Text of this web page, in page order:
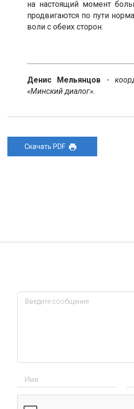
на настоящий момент
продвигаются по пути
воли с обеих сторон.
Денис Мельянцов -
«Минский диалог».
Скачать PDF